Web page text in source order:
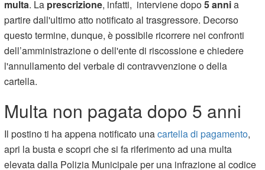
multa. La prescrizione, infatti, interviene dopo5 annia
partire dall'ultimo atto notificato al trasgressore. Decorso
questo termine, dunque, è possibile ricorrere nei confronti
dell’amministrazione o dell'ente di riscossione e chiedere
l'annullamento del verbale di contravvenzione o della
cartella.
Multa non pagata dopo 5 anni
Il postino ti ha appena notificato unacartella di pagamento,
apri la busta e scopri che si fa riferimento ad una multa
elevata dalla Polizia Municipale per una infrazione al codice